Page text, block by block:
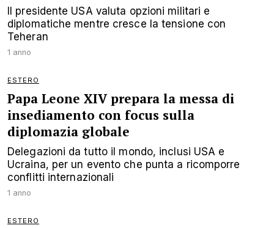
Il presidente USA valuta opzioni militari e
diplomatiche mentre cresce la tensione con
Teheran
1 anno
ESTERO
Papa Leone XIV prepara la messa di
insediamento con focus sulla
diplomazia globale
Delegazioni da tutto il mondo, inclusi USA e
Ucraina, per un evento che punta a ricomporre
conflitti internazionali
1 anno
ESTERO